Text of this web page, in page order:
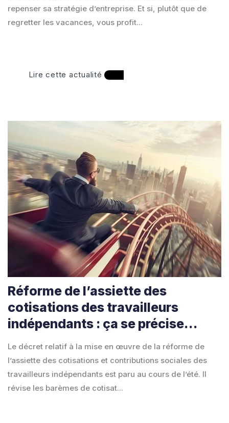
repenser sa stratégie d’entreprise. Et si, plutôt que de
regretter les vacances, vous profit...
Lire cette actualité
Réforme de l’assiette des
cotisations des travailleurs
indépendants : ça se précise…
Le décret relatif à la mise en œuvre de la réforme de
l’assiette des cotisations et contributions sociales des
travailleurs indépendants est paru au cours de l’été. Il
révise les barèmes de cotisat...